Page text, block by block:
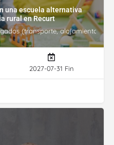
una escuela alternativa
rural en Recurt
(transporte, alojamiento,
2027-07-31 Fin